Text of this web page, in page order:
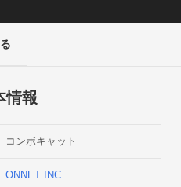
まい、数えきれないほどの
の力が必要だ。
情報
コンボキャット
ONNET INC.